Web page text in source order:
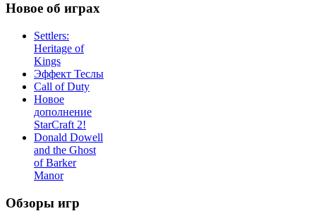
Новое об играх
Settlers:
Heritage of
Kings
Эффект Теслы
Call of Duty
Новое
дополнение
StarCraft 2!
Donald Dowell
and the Ghost
of Barker
Manor
Обзоры игр